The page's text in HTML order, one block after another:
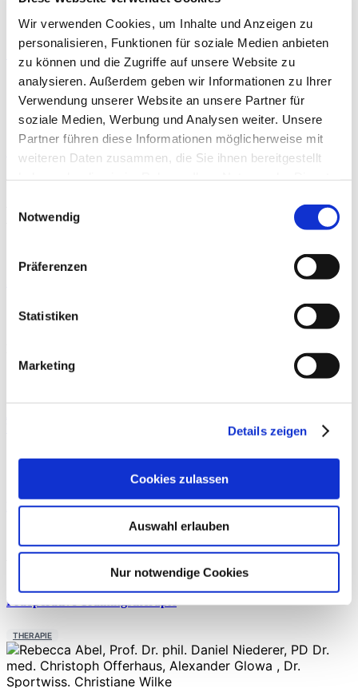
Wir verwenden Cookies, um Inhalte und Anzeigen zu
personalisieren, Funktionen für soziale Medien anbieten
zu können und die Zugriffe auf unsere Website zu
analysieren. Außerdem geben wir Informationen zu Ihrer
Verwendung unserer Website an unsere Partner für
soziale Medien, Werbung und Analysen weiter. Unsere
Partner führen diese Informationen möglicherweise mit
weiteren Daten zusammen, die Sie ihnen bereitgestellt
Notwendig
Präferenzen
Statistiken
Marketing
Details zeigen
Cookies zulassen
Auswahl erlauben
Nur notwendige Cookies
THERAPIE
Moderne Knieendoprothetik
By PD Dr. med. Philipp A. Michel
THERAPIE
Präoperative Trainingstherapie
By Rebecca Abel,Prof. Dr. phil. Daniel Niederer,PD Dr.
Dr.
Sportwiss. Christiane Wilke
By Dr. med. Michael Rettler
ERNÄHRUNG By News
Moderne Knieendoprothetik
Philipp A. Michel
Präoperative Trainingstherapie
THERAPIE